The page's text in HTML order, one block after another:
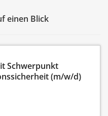
einen Blick
Schwerpunkt
(m/w/d)